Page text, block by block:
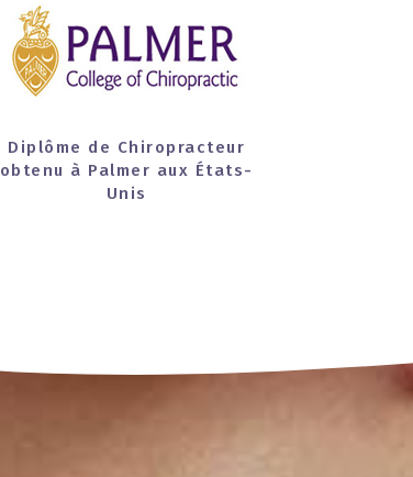
Diplôme de Chiropracteur
obtenu à Palmer aux États-
Unis